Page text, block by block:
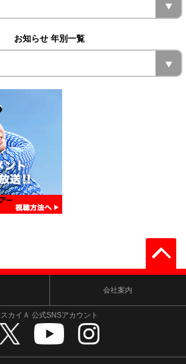
お知らせ 年別一覧
会社案内
スカイＡ 公式SNSアカウント